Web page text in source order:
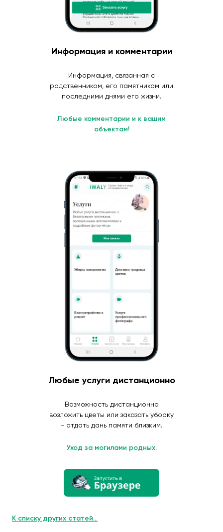
Информация и комментарии
Информация, связанная с
родственником, его памятником или
последними днями его жизни.
Любые комментарии и к вашим
объектам!
Любые услуги дистанционно
Возможность дистанционно
возложить цветы или заказать уборку
- отдать дань памяти близким.
Уход за могилами родных.
К списку других статей...